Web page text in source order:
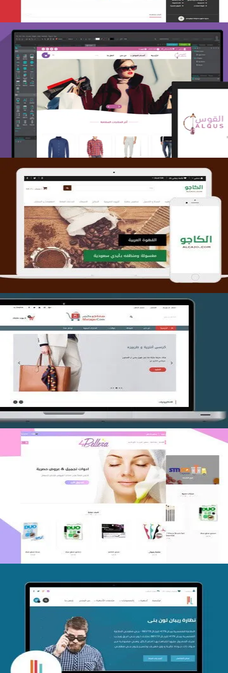
تصميم متجر القوس
التفاصيل
تصميم متجر الكاجو
التفاصيل
تصميم متجر متاجركم
اعادة تصميم متجر فوربليزا
التفاصيل
تصميم متجر اي كير
التفاصيل